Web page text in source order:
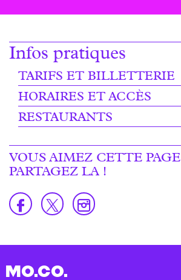
Infos pratiques
TARIFS ET BILLETTERIE
HORAIRES ET ACCÈS
RESTAURANTS
VOUS AIMEZ CETTE PAGE
PARTAGEZ LA !
MO.CO.